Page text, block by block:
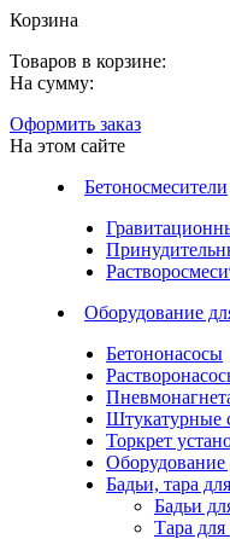
Корзина
Товаров в корзине:
На сумму:
Оформить заказ
На этом сайте
Бетоносмесители
Оборудование
Бетононасосы
Штукатурные
Торкрет
Оборудование
Бадьи, тара
Бадьи
Тара для